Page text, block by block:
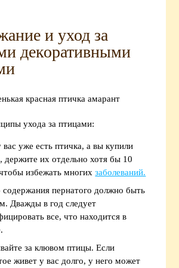
и уход за
декоративными
ухода за птицами:
вас уже есть птичка, а вы купили
держите их отдельно хотя бы 10
избежать многихзаболеваний.
пернатого должно быть
Дважды в год следует
все, что находится в
за клювом птицы. Если
живет у вас долго, у него может